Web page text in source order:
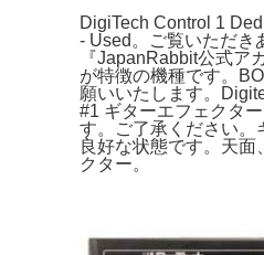
DigiTech Control 1
- Used。ご覧いただき
『JapanRabbit公式
が特徴の機種です。
願いいたします。
#1 ギターエフェクタ
す。ご了承ください。
良好な状態です。天
クター。